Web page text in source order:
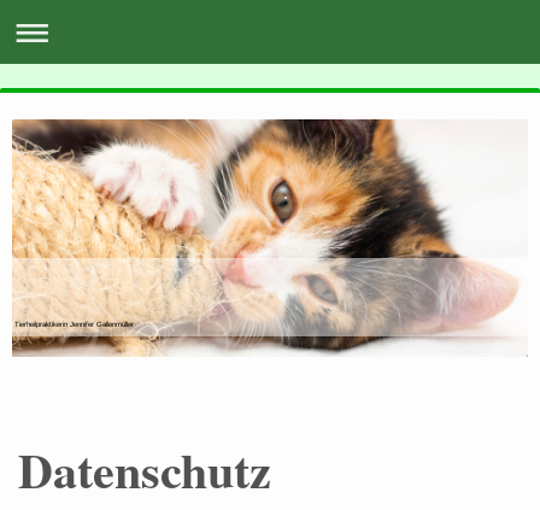
Tierheilpraktikerin Jennifer Gallenmüller
Datenschutz